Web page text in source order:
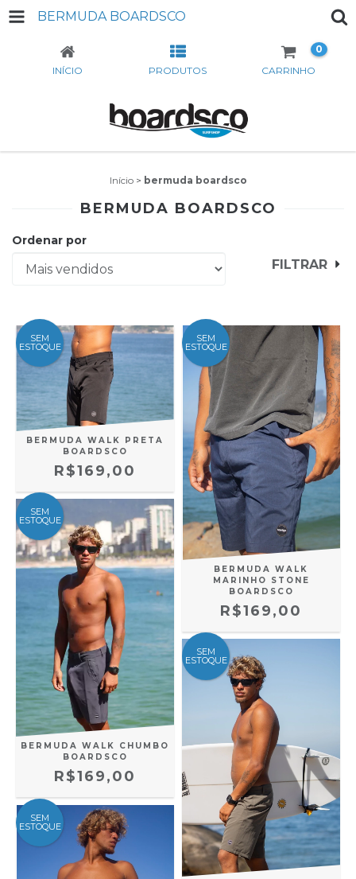
BERMUDA BOARDSCO
INÍCIO PRODUTOS CARRINHO
0
Início > bermuda boardsco
BERMUDA BOARDSCO
Ordenar por
FILTRAR
SEM
ESTOQUE
BERMUDA WALK PRETA
BOARDSCO
R$169,00
SEM
ESTOQUE
BERMUDA WALK
MARINHO STONE
BOARDSCO
R$169,00
SEM
ESTOQUE
BERMUDA WALK CHUMBO
BOARDSCO
R$169,00
SEM
ESTOQUE
SEM
ESTOQUE